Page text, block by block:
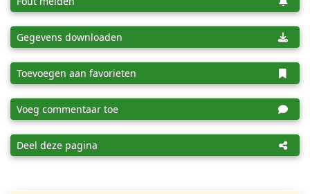
Gegevens downloaden
Toevoegen aan favorieten
Voeg commentaar toe
Deel deze pagina